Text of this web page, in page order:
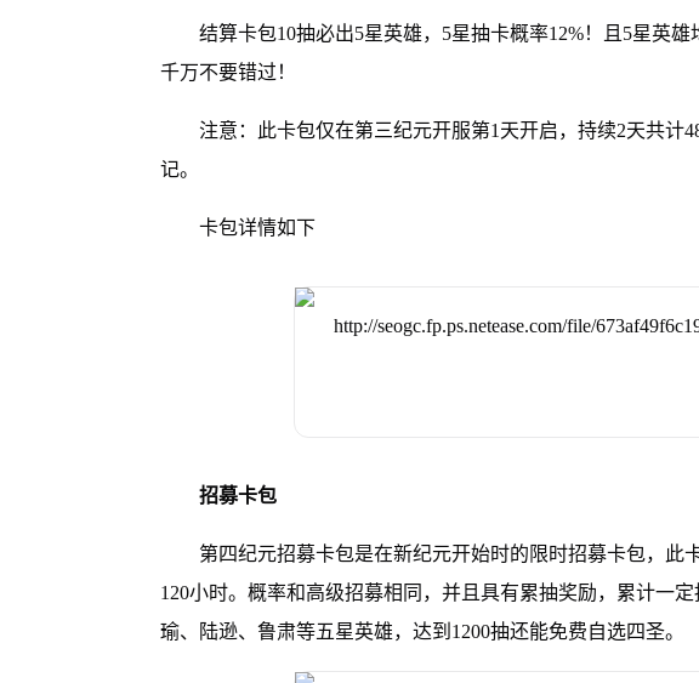
结算卡包10抽必出5星英雄，5星抽卡概率12%！且5星英
千万不要错过！
注意：此卡包仅在第三纪元开服第1天开启，持续2天共计
记。
卡包详情如下
招募卡包
第四纪元招募卡包是在新纪元开始时的限时招募卡包，此
120小时。概率和高级招募相同，并且具有累抽奖励，累计一
瑜、陆逊、鲁肃等五星英雄，达到1200抽还能免费自选四圣。